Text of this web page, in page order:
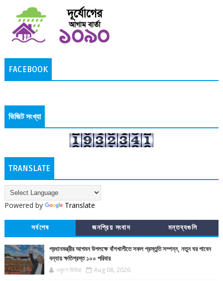
FACEBOOK
ভিজিট সংখ্যা
TRANSLATE
Powered by Translate
সর্বশেষ জনপ্রিয় সংবাদ মন্তব্যগুলি
প্রধানমন্ত্রীর আগমন উপলক্ষে বাঁশখালীতে সকল প্রস্তুতি সম্পন্ন, নতুন ঘর পাবেন
বন্যায় ক্ষতিগ্রস্ত ১০০ পরিবার
একুশে মিডিয়া Aug 08, 2026